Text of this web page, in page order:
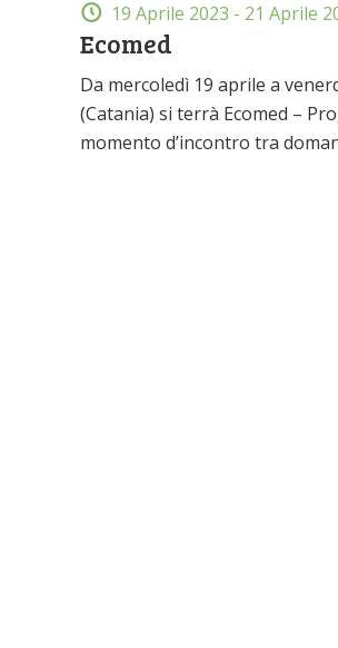
19 Aprile 2023 - 21 Aprile
Ecomed
Da mercoledì 19 aprile a
(Catania) si terrà Ecomed –
momento d’incontro tra